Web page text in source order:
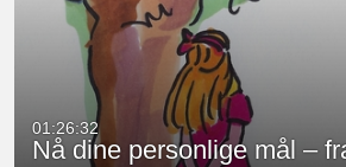
01:26:32
Nå dine personlige mål –